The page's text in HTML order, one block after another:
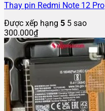
Thay pin Redmi Note 12 Pro
Được xếp hạng 5 5 sao
300.000₫